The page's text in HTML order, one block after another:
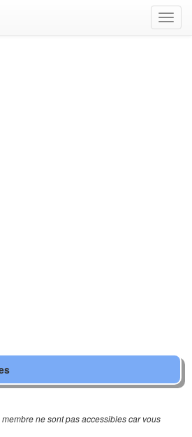
ne sont pas accessibles car vous